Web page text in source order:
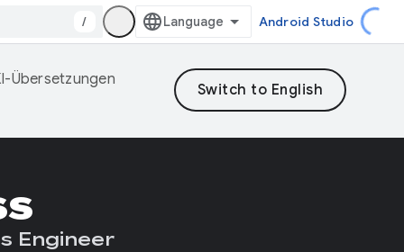
/ Android Studio
Übersetzungen
Engineer